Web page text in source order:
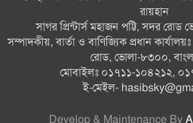
দেওয়ার অভিযোগ
থানায় মামলা
ভোলায় নানা
গণঅভ্যুত্থান দিবস
রায়হান
সাগর প্রিন্টার্স মহাজন পট্টি, সদর রোড
সম্পাদকীয়, বার্তা ও বাণিজ্যিক প্রধান
রোড, ভোলা-৮৩০০,
মোবাইলঃ ০১৭১১-১০৪২১২,
ই-মেইল-
Develop & Maintenance By